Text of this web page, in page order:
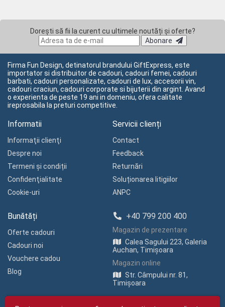
Dorești să fii la curent cu ultimele noutăți și oferte?
Abonare
Firma Fun Design, detinatorul brandului GiftExpress, este
importator si distribuitor de cadouri, cadouri femei, cadouri
barbati, cadouri personalizate, cadouri de lux, accesorii vin,
cadouri craciun, cadouri corporate si bijuterii din argint. Avand
o experienta de peste 19 ani in domeniu, ofera calitate
ireprosabila la preturi competitive.
Informatii
Informaţii clienţi
Despre noi
Termeni și condiții
Confidenţialitate
Cookie-uri
Servicii clienți
Contact
Feedback
Returnări
Soluționarea litigiilor
ANPC
Bunătăți
Oferte cadouri
Cadouri noi
Vouchere cadou
Blog
+40 799 200 400
Magazin de prezentare
Calea Sagului 223, Galeria
Auchan, Timișoara
Magazin online
Str. Câmpului nr. 81,
Timișoara